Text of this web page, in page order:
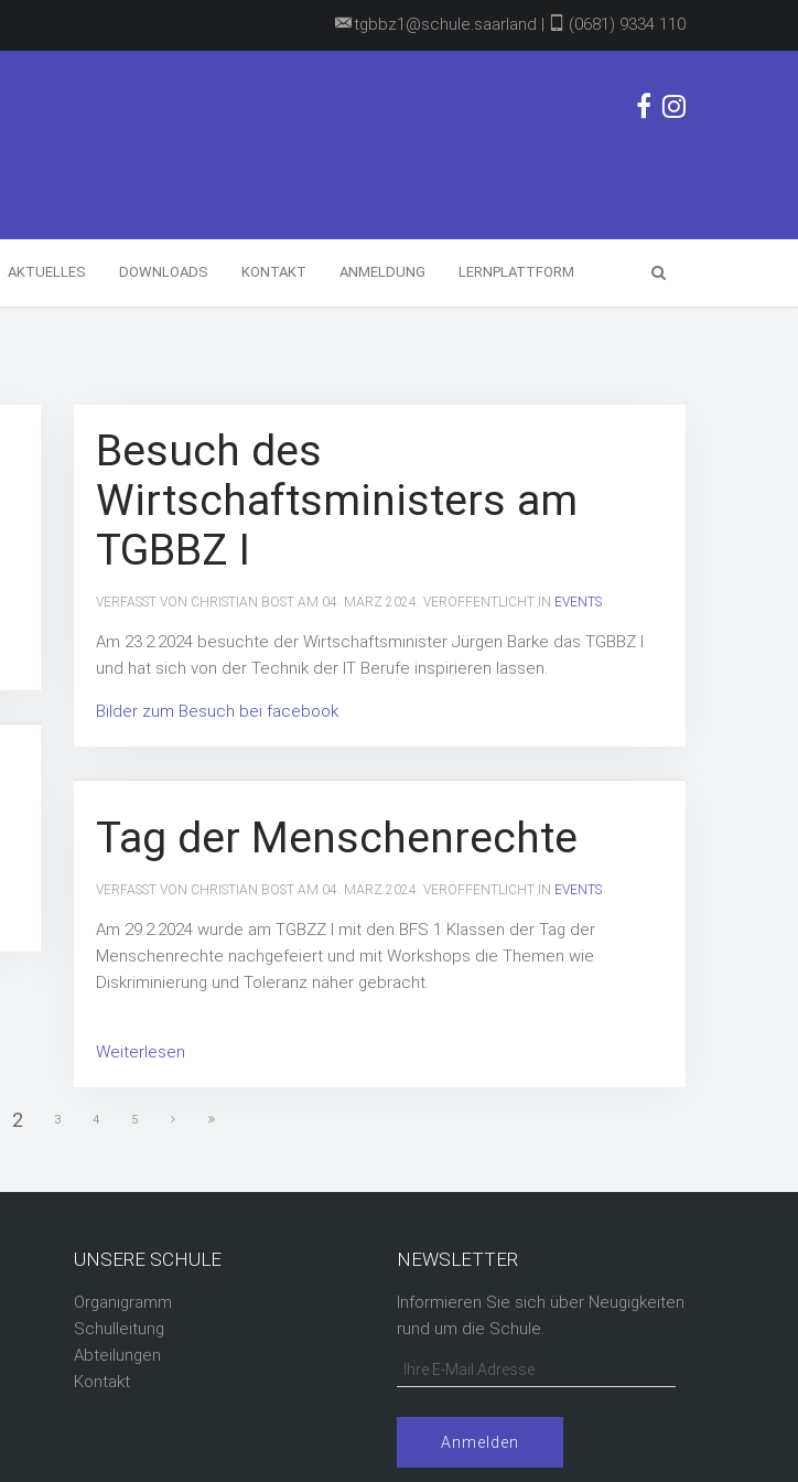
tgbbz1@schule.saarland | (0681) 9334 110
AKTUELLES DOWNLOADS KONTAKT ANMELDUNG LERNPLATTFORM
Besuch des
Wirtschaftsministers am
TGBBZ I
VERFASST VON CHRISTIAN BOST AM 04. MÄRZ 2024. VERÖFFENTLICHT IN EVENTS
Am 23.2.2024 besuchte der Wirtschaftsminister Jürgen Barke das TGBBZ I
und hat sich von der Technik der IT Berufe inspirieren lassen.
Bilder zum Besuch bei facebook
Tag der Menschenrechte
VERFASST VON CHRISTIAN BOST AM 04. MÄRZ 2024. VERÖFFENTLICHT IN EVENTS
Am 29.2.2024 wurde am TGBZZ I mit den BFS 1 Klassen der Tag der
Menschenrechte nachgefeiert und mit Workshops die Themen wie
Diskriminierung und Toleranz näher gebracht.
Weiterlesen
2 3 4 5
UNSERE SCHULE
Organigramm
Schulleitung
Abteilungen
Kontakt
NEWSLETTER
Informieren Sie sich über Neugigkeiten
rund um die Schule.